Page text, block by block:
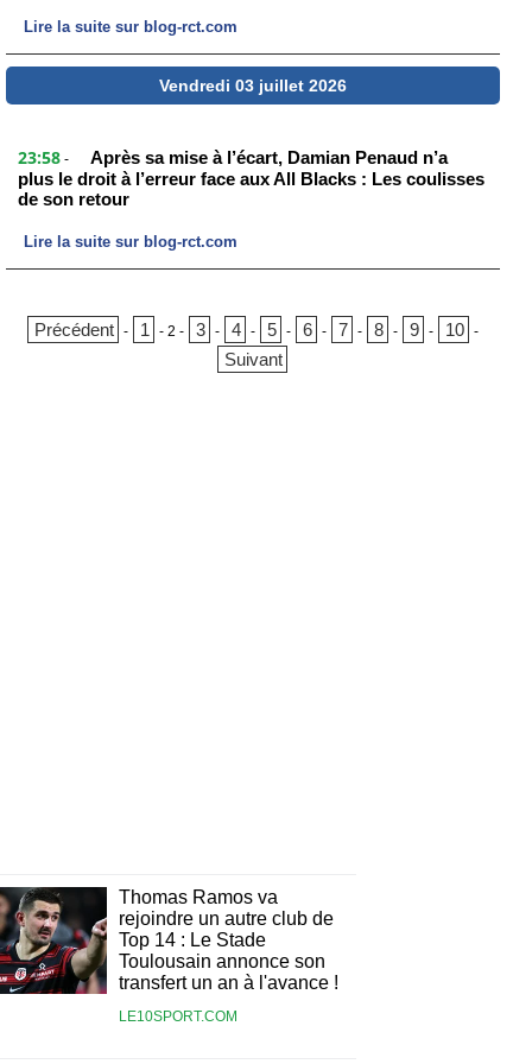
Lire la suite sur blog-rct.com
Vendredi 03 juillet 2026
23:58 -
Après sa mise à l’écart, Damian Penaud n’a
plus le droit à l’erreur face aux All Blacks : Les coulisses
de son retour
Lire la suite sur blog-rct.com
Précédent - 1 -2 - 3 - 4 - 5 - 6 - 7 - 8 - 9 - 10 -
Suivant
Thomas Ramos va
rejoindre un autre club de
Top 14 : Le Stade
Toulousain annonce son
transfert un an à l'avance !
LE10SPORT.COM